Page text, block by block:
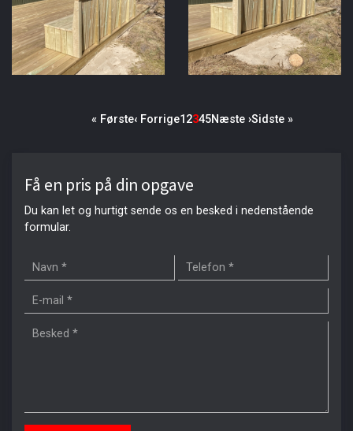
Første
« FørsteForrige
‹ ForrigeSide
1 Side
2Side
3Side
4Side
5Næste
Næste ›Sidste
Sidste »
Få en pris på din opgave
Du kan let og hurtigt sende os en besked i nedenstående
formular.